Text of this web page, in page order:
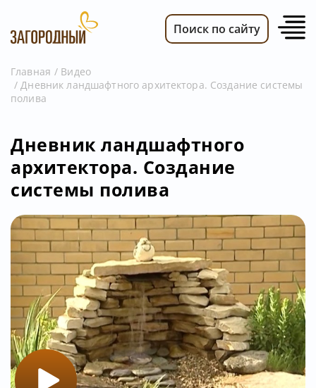
ВИДЕО
ПЕРЕДАЧИ
ТЕЛЕПРОГРАММА
РЕКЛАМОДАТЕЛЯМ
Поиск по сайту
Главная
Видео
Дневник ландшафтного архитектора. Создание системы
полива
Дневник ландшафтного
архитектора. Создание
системы полива